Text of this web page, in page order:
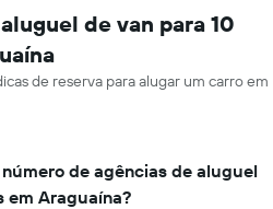
de van para 10
de reserva para alugar um carro em
de agências de aluguel
em Araguaína?